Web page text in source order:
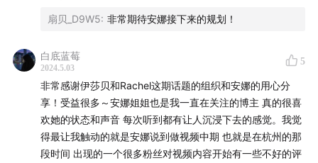
期”
第一条小红书视频就爆了，纯粹是幸运吗？
生活舒适精神自洽催生的日更 vlog，对粉丝意味着
扇贝_D9W5: 非常期待安娜接下来的规划！
白底蓝莓
2024.5.03
5
非常感谢伊莎贝和Rachel这期话题的组织和安娜的用心分
享！受益很多～安娜姐姐也是我一直在关注的博主 真的很喜
欢她的状态和声音 每次听到都有让人沉浸下去的感觉。我觉
得最让我触动的就是安娜说到做视频中期 也就是在杭州的那
段时间 出现的一个很多粉丝对视频内容开始有一些不好的评